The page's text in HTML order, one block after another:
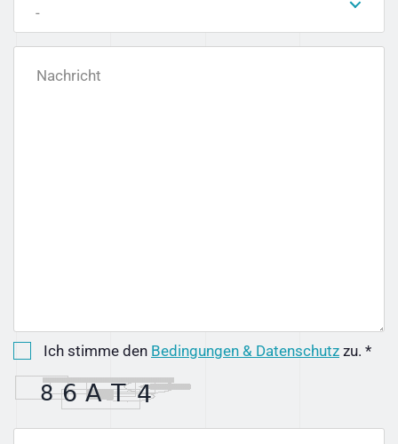
-
Nachricht
Ich stimme den Bedingungen & Datenschutz zu. *